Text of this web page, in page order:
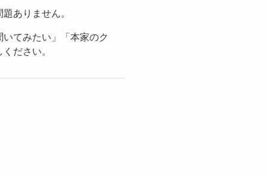
ありません。
てみたい」「本家のク
ださい。